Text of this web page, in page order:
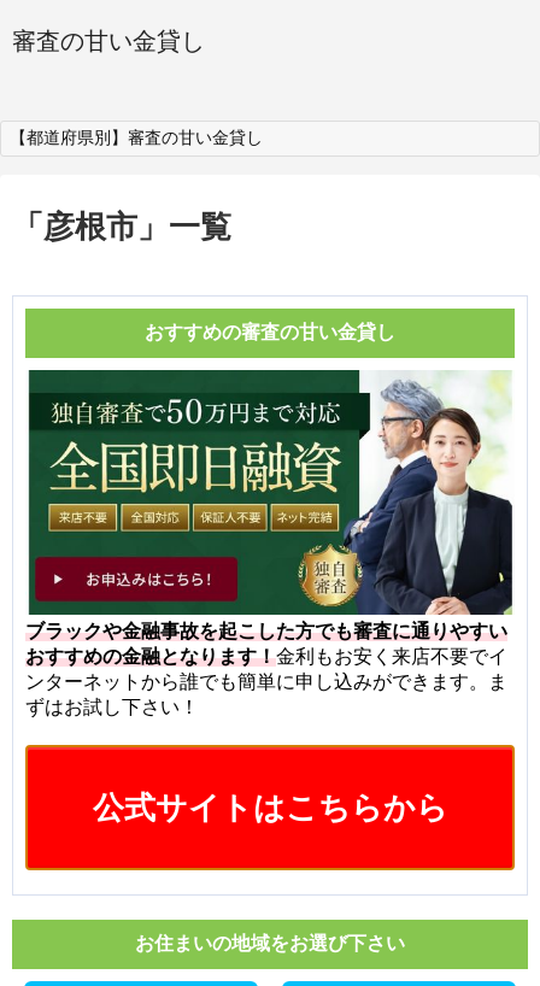
審査の甘い金貸し
【都道府県別】審査の甘い金貸し
「 彦根市 」 一覧
おすすめの審査の甘い金貸し
ブラックや金融事故を起こした方でも審査に通りやすい
おすすめの金融となります！金利もお安く来店不要でイ
ンターネットから誰でも簡単に申し込みができます。ま
ずはお試し下さい！
公式サイトはこちらから
お住まいの地域をお選び下さい